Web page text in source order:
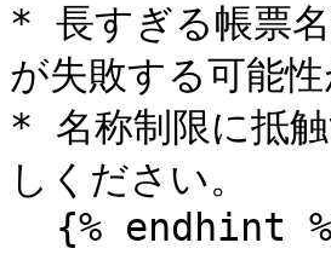
* 長すぎる帳票
が失敗する可能
* 名称制限に抵
しください。